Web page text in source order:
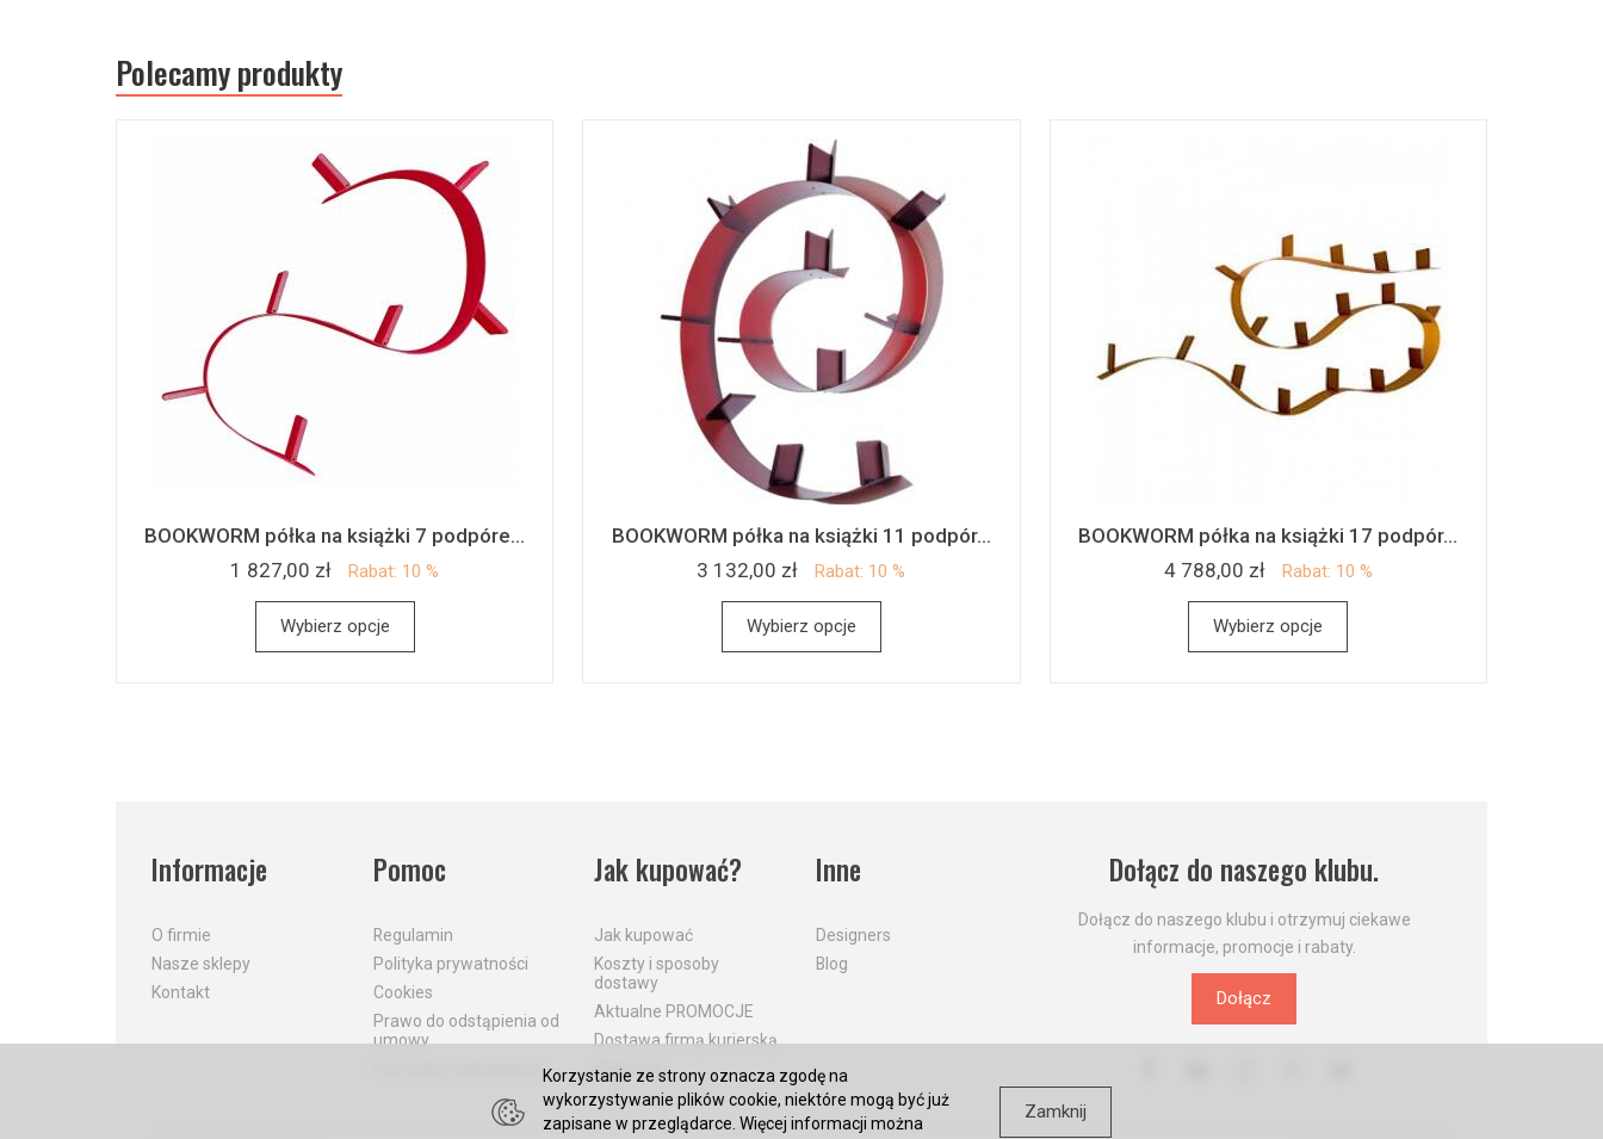
Polecamy produkty
BOOKWORM półka na książki 7 podpóre...
1 827,00 zł
Rabat: 10 %
Wybierz opcje
BOOKWORM półka na książki 11 podpór...
3 132,00 zł
Rabat: 10 %
Wybierz opcje
BOOKWORM półka na książki 17 podpór...
4 788,00 zł
Rabat: 10 %
Wybierz opcje
Informacje
O firmie
Nasze sklepy
Kontakt
Pomoc
Regulamin
Polityka prywatności
Cookies
Prawo do odstąpienia od
umowy
Jak kupować?
Jak kupować
Koszty i sposoby
dostawy
Aktualne PROMOCJE
Dostawa firmą kurierską
Płatności
Inne
Designers
Blog
Dołącz do naszego klubu.
Dołącz do naszego klubu i otrzymuj ciekawe
informacje, promocje i rabaty.
Dołącz
Korzystanie ze strony oznacza zgodę na
wykorzystywanie plików cookie, niektóre mogą być już
zapisane w przeglądarce. Więcej informacji można
Zamknij